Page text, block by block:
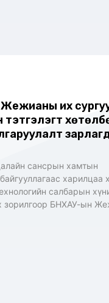
их
тэтгэлэгт
сансрын хамтын
харилцаа
салбарын
зорилгоор БНХАУ-ын